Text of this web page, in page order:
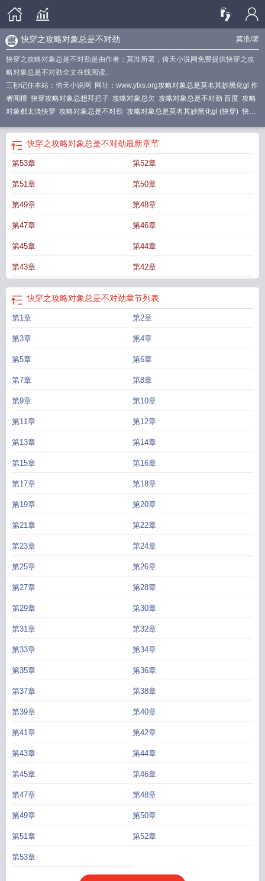
莫淮/著
快穿之攻略对象总是不对劲
快穿之攻略对象总是不对劲是由作者：莫淮所著，倚天小说网免费提供快穿之攻
略对象总是不对劲全文在线阅读。
三秒记住本站：倚天小说网 网址：www.ytxs.org攻略对象总是莫名其妙黑化gl 作
者闻檀 快穿攻略对象总想拜把子 攻略对象总欠 攻略对象总是不对劲 百度 攻略
对象都太淡快穿 攻略对象总是不对劲 攻略对象总是莫名其妙黑化gl (快穿) 快穿
攻略对象都不是人快穿 攻略对象总是不对劲免费阅读
劲
快穿之攻略对象总是不对劲最新章节
第53章 第52章
第51章 第50章
第49章 第48章
第47章 第46章
第45章 第44章
第43章 第42章
快穿之攻略对象总是不对劲章节列表
第1章 第2章
第3章 第4章
第5章 第6章
第7章 第8章
第9章 第10章
第11章 第12章
第13章 第14章
第15章 第16章
第17章 第18章
第19章 第20章
第21章 第22章
第23章 第24章
第25章 第26章
第27章 第28章
第29章 第30章
第31章 第32章
第33章 第34章
第35章 第36章
第37章 第38章
第39章 第40章
第41章 第42章
第43章 第44章
第45章 第46章
第47章 第48章
第49章 第50章
第51章 第52章
第53章